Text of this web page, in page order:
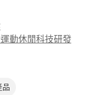
動休閒科技研發
品